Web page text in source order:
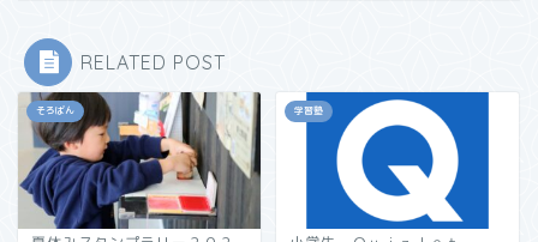
RELATED POST
そろばん 学習塾